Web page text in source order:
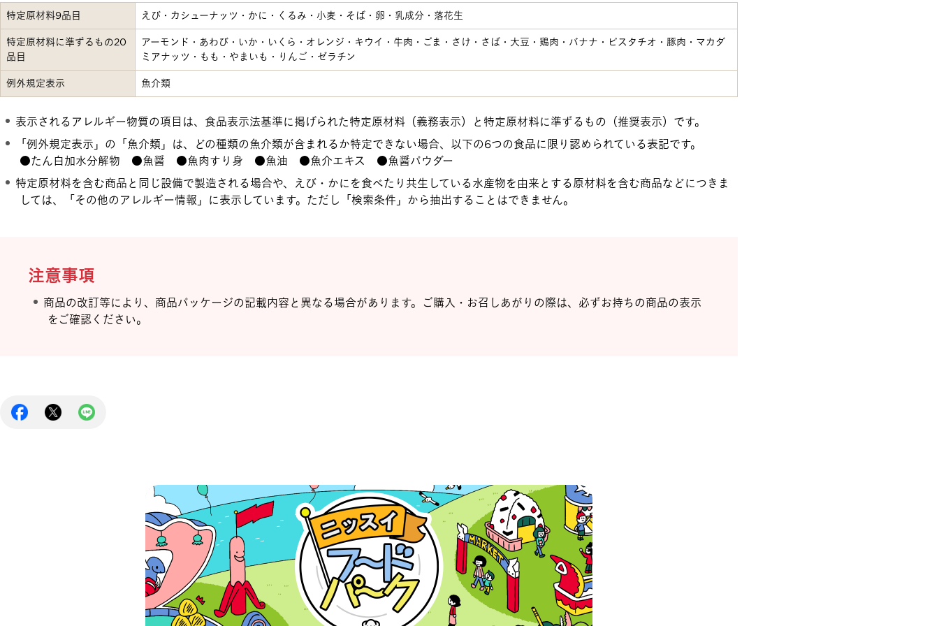
特定原材料9品目 えび・カシューナッツ・かに・くるみ・小麦・そば・卵・乳成分・落花生
特定原材料に準ずるもの20
品目
アーモンド・あわび・いか・いくら・オレンジ・キウイ・牛肉・ごま・さけ・さば・大豆・鶏肉・バナナ・ピスタチオ・豚肉・マカダ
ミアナッツ・もも・やまいも・りんご・ゼラチン
例外規定表示 魚介類
表示されるアレルギー物質の項目は、食品表示法基準に掲げられた特定原材料（義務表示）と特定原材料に準ずるもの（推奨表示）です。
「例外規定表示」の「魚介類」は、どの種類の魚介類が含まれるか特定できない場合、以下の6つの食品に限り認められている表記です。
●たん白加水分解物 ●魚醤 ●魚肉すり身 ●魚油 ●魚介エキス ●魚醤パウダー
特定原材料を含む商品と同じ設備で製造される場合や、えび・かにを食べたり共生している水産物を由来とする原材料を含む商品などにつきま
しては、「その他のアレルギー情報」に表示しています。ただし「検索条件」から抽出することはできません。
注意事項
商品の改訂等により、商品パッケージの記載内容と異なる場合があります。ご購入・お召しあがりの際は、必ずお持ちの商品の表示
をご確認ください。